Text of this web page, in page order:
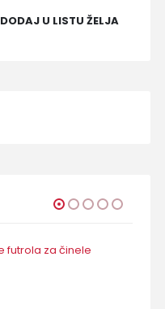
DODAJ U LISTU ŽELJA